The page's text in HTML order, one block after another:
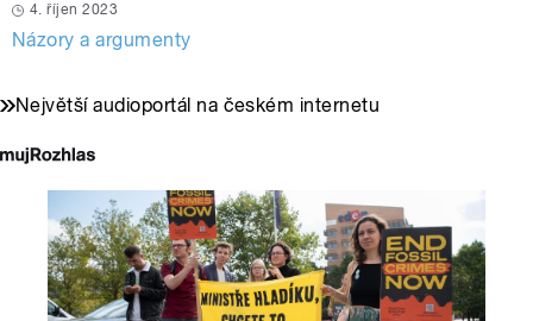
4. říjen 2023
Názory a argumenty
Největší audioportál na českém internetu